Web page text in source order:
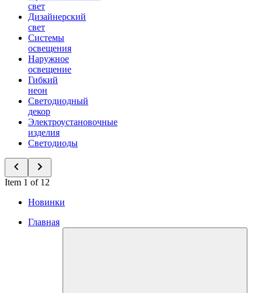
свет
Дизайнерский
свет
Системы
освещения
Наружное
освещение
Гибкий
неон
Светодиодный
декор
Электроустановочные
изделия
Светодиоды
Item 1 of 12
Новинки
Главная